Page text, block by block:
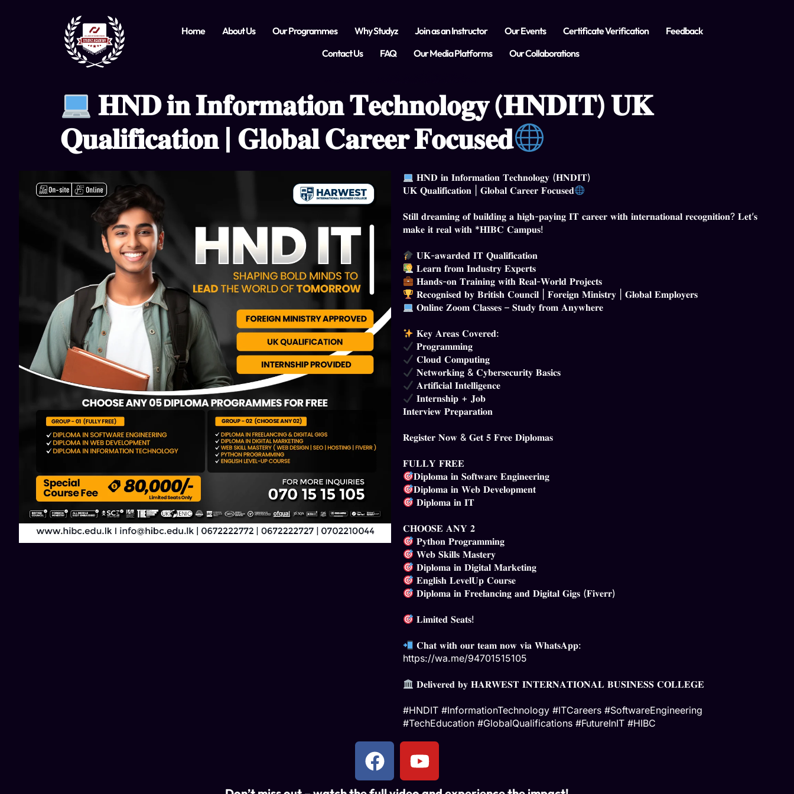
Home About Us Our Programmes Why Studyz Join as an Instructor Our Events Certificate Verification
Feedback
Contact Us
FAQ Our Media Platforms Our Collaborations
𝐇𝐍𝐃 𝐢𝐧 𝐈𝐧𝐟𝐨𝐫𝐦𝐚𝐭𝐢𝐨𝐧 𝐓𝐞𝐜𝐡𝐧𝐨𝐥𝐨𝐠𝐲 (𝐇𝐍𝐃𝐈𝐓) 𝐔𝐊
𝐐𝐮𝐚𝐥𝐢𝐟𝐢𝐜𝐚𝐭𝐢𝐨𝐧 | 𝐆𝐥𝐨𝐛𝐚𝐥 𝐂𝐚𝐫𝐞𝐞𝐫 𝐅𝐨𝐜𝐮𝐬𝐞𝐝
𝐇𝐍𝐃 𝐢𝐧 𝐈𝐧𝐟𝐨𝐫𝐦𝐚𝐭𝐢𝐨𝐧 𝐓𝐞𝐜𝐡𝐧𝐨𝐥𝐨𝐠𝐲 (𝐇𝐍𝐃𝐈𝐓)
𝐔𝐊 𝐐𝐮𝐚𝐥𝐢𝐟𝐢𝐜𝐚𝐭𝐢𝐨𝐧 | 𝐆𝐥𝐨𝐛𝐚𝐥 𝐂𝐚𝐫𝐞𝐞𝐫 𝐅𝐨𝐜𝐮𝐬𝐞𝐝
𝐒𝐭𝐢𝐥𝐥 𝐝𝐫𝐞𝐚𝐦𝐢𝐧𝐠 𝐨𝐟 𝐛𝐮𝐢𝐥𝐝𝐢𝐧𝐠 𝐚 𝐡𝐢𝐠𝐡-𝐩𝐚𝐲𝐢𝐧𝐠 𝐈𝐓 𝐜𝐚𝐫𝐞𝐞𝐫 𝐰𝐢𝐭𝐡 𝐢𝐧𝐭𝐞𝐫𝐧𝐚𝐭𝐢𝐨𝐧𝐚𝐥 𝐫𝐞𝐜𝐨𝐠𝐧𝐢𝐭𝐢𝐨𝐧? 𝐋𝐞𝐭’𝐬
𝐦𝐚𝐤𝐞 𝐢𝐭 𝐫𝐞𝐚𝐥 𝐰𝐢𝐭𝐡 *𝐇𝐈𝐁𝐂 𝐂𝐚𝐦𝐩𝐮𝐬!
𝐔𝐊-𝐚𝐰𝐚𝐫𝐝𝐞𝐝 𝐈𝐓 𝐐𝐮𝐚𝐥𝐢𝐟𝐢𝐜𝐚𝐭𝐢𝐨𝐧
𝐋𝐞𝐚𝐫𝐧 𝐟𝐫𝐨𝐦 𝐈𝐧𝐝𝐮𝐬𝐭𝐫𝐲 𝐄𝐱𝐩𝐞𝐫𝐭𝐬
𝐇𝐚𝐧𝐝𝐬-𝐨𝐧 𝐓𝐫𝐚𝐢𝐧𝐢𝐧𝐠 𝐰𝐢𝐭𝐡 𝐑𝐞𝐚𝐥-𝐖𝐨𝐫𝐥𝐝 𝐏𝐫𝐨𝐣𝐞𝐜𝐭𝐬
𝐑𝐞𝐜𝐨𝐠𝐧𝐢𝐬𝐞𝐝 𝐛𝐲 𝐁𝐫𝐢𝐭𝐢𝐬𝐡 𝐂𝐨𝐮𝐧𝐜𝐢𝐥 | 𝐅𝐨𝐫𝐞𝐢𝐠𝐧 𝐌𝐢𝐧𝐢𝐬𝐭𝐫𝐲 | 𝐆𝐥𝐨𝐛𝐚𝐥 𝐄𝐦𝐩𝐥𝐨𝐲𝐞𝐫𝐬
𝐎𝐧𝐥𝐢𝐧𝐞 𝐙𝐨𝐨𝐦 𝐂𝐥𝐚𝐬𝐬𝐞𝐬 – 𝐒𝐭𝐮𝐝𝐲 𝐟𝐫𝐨𝐦 𝐀𝐧𝐲𝐰𝐡𝐞𝐫𝐞
𝐊𝐞𝐲 𝐀𝐫𝐞𝐚𝐬 𝐂𝐨𝐯𝐞𝐫𝐞𝐝:
𝐏𝐫𝐨𝐠𝐫𝐚𝐦𝐦𝐢𝐧𝐠
𝐂𝐥𝐨𝐮𝐝 𝐂𝐨𝐦𝐩𝐮𝐭𝐢𝐧𝐠
𝐍𝐞𝐭𝐰𝐨𝐫𝐤𝐢𝐧𝐠 & 𝐂𝐲𝐛𝐞𝐫𝐬𝐞𝐜𝐮𝐫𝐢𝐭𝐲 𝐁𝐚𝐬𝐢𝐜𝐬
𝐀𝐫𝐭𝐢𝐟𝐢𝐜𝐢𝐚𝐥 𝐈𝐧𝐭𝐞𝐥𝐥𝐢𝐠𝐞𝐧𝐜𝐞
𝐈𝐧𝐭𝐞𝐫𝐧𝐬𝐡𝐢𝐩 + 𝐉𝐨𝐛
𝐈𝐧𝐭𝐞𝐫𝐯𝐢𝐞𝐰 𝐏𝐫𝐞𝐩𝐚𝐫𝐚𝐭𝐢𝐨𝐧
𝐑𝐞𝐠𝐢𝐬𝐭𝐞𝐫 𝐍𝐨𝐰 & 𝐆𝐞𝐭 𝟓 𝐅𝐫𝐞𝐞 𝐃𝐢𝐩𝐥𝐨𝐦𝐚𝐬
𝐅𝐔𝐋𝐋𝐘 𝐅𝐑𝐄𝐄
𝐃𝐢𝐩𝐥𝐨𝐦𝐚 𝐢𝐧 𝐒𝐨𝐟𝐭𝐰𝐚𝐫𝐞 𝐄𝐧𝐠𝐢𝐧𝐞𝐞𝐫𝐢𝐧𝐠
𝐃𝐢𝐩𝐥𝐨𝐦𝐚 𝐢𝐧 𝐖𝐞𝐛 𝐃𝐞𝐯𝐞𝐥𝐨𝐩𝐦𝐞𝐧𝐭
𝐃𝐢𝐩𝐥𝐨𝐦𝐚 𝐢𝐧 𝐈𝐓
𝐂𝐇𝐎𝐎𝐒𝐄 𝐀𝐍𝐘 𝟐
𝐏𝐲𝐭𝐡𝐨𝐧 𝐏𝐫𝐨𝐠𝐫𝐚𝐦𝐦𝐢𝐧𝐠
𝐖𝐞𝐛 𝐒𝐤𝐢𝐥𝐥𝐬 𝐌𝐚𝐬𝐭𝐞𝐫𝐲
𝐃𝐢𝐩𝐥𝐨𝐦𝐚 𝐢𝐧 𝐃𝐢𝐠𝐢𝐭𝐚𝐥 𝐌𝐚𝐫𝐤𝐞𝐭𝐢𝐧𝐠
𝐄𝐧𝐠𝐥𝐢𝐬𝐡 𝐋𝐞𝐯𝐞𝐥𝐔𝐩 𝐂𝐨𝐮𝐫𝐬𝐞
𝐃𝐢𝐩𝐥𝐨𝐦𝐚 𝐢𝐧 𝐅𝐫𝐞𝐞𝐥𝐚𝐧𝐜𝐢𝐧𝐠 𝐚𝐧𝐝 𝐃𝐢𝐠𝐢𝐭𝐚𝐥 𝐆𝐢𝐠𝐬 (𝐅𝐢𝐯𝐞𝐫𝐫)
𝐋𝐢𝐦𝐢𝐭𝐞𝐝 𝐒𝐞𝐚𝐭𝐬!
𝐂𝐡𝐚𝐭 𝐰𝐢𝐭𝐡 𝐨𝐮𝐫 𝐭𝐞𝐚𝐦 𝐧𝐨𝐰 𝐯𝐢𝐚 𝐖𝐡𝐚𝐭𝐬𝐀𝐩𝐩:
https://wa.me/94701515105
𝐃𝐞𝐥𝐢𝐯𝐞𝐫𝐞𝐝 𝐛𝐲 𝐇𝐀𝐑𝐖𝐄𝐒𝐓 𝐈𝐍𝐓𝐄𝐑𝐍𝐀𝐓𝐈𝐎𝐍𝐀𝐋 𝐁𝐔𝐒𝐈𝐍𝐄𝐒𝐒 𝐂𝐎𝐋𝐋𝐄𝐆𝐄
#HNDIT #InformationTechnology #ITCareers #SoftwareEngineering
#TechEducation #GlobalQualifications #FutureInIT #HIBC